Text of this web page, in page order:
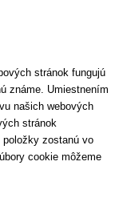
stránok fungujú
známe. Umiestnením
našich webových
stránok
položky zostanú vo
cookie môžeme